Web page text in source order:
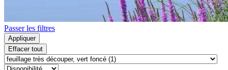
Passer les filtres
Appliquer
Effacer tout